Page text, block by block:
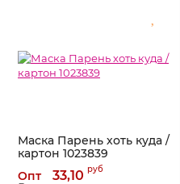
Маска Парень хоть куда /
картон 1023839
Артикул: 1023839
Опт 33,10 руб